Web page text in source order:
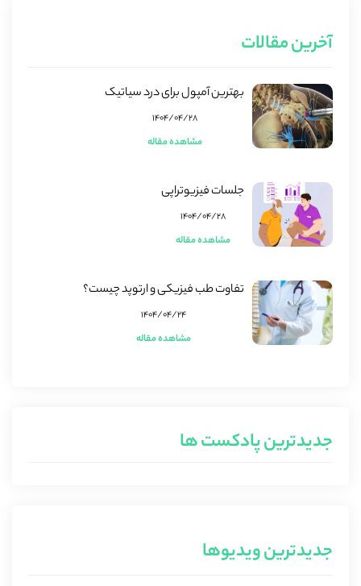
آخرین مقالات
بهترین آمپول برای درد سیاتیک
۱۴۰۴/۰۴/۲۸
مشاهده مقاله
جلسات فیزیوتراپی
۱۴۰۴/۰۴/۲۸
مشاهده مقاله
تفاوت طب فیزیکی و ارتوپد چیست؟
۱۴۰۴/۰۴/۲۴
مشاهده مقاله
جدیدترین پادکست ها
جدیدترین ویدیوها